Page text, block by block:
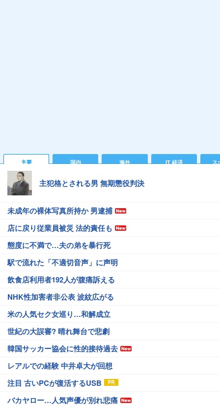
主要 国内 海外 IT 経済 ス
主犯格とされる男 無期懲役判決
未成年の裸体写真所持か 男逮捕
店に戻り従業員被災 法的責任も
態度に不満で…夫の弟を暴行死
駅で流れた「不適切音声」に声明
飲食店利用者192人が腹痛訴える
NHK性加害者非公表 波紋広がる
米の人気セク女巡り…和解成立
世紀の大誤審? 晴れ舞台で悲劇
韓国サッカー協会に性的接待過去
レアルでの経験 中井卓大が回想
注目 古いPCが復活するUSB
バカヤロー…人気声優が別れ悲痛